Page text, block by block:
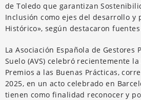
de Toledo que garantizan
Inclusión como ejes del desarrollo y
Histórico», según destacaron
La Asociación Española de Gestores
Suelo (AVS) celebró recientemente
Premios a las Buenas Prácticas,
2025, en un acto celebrado en
tienen como finalidad reconocer y